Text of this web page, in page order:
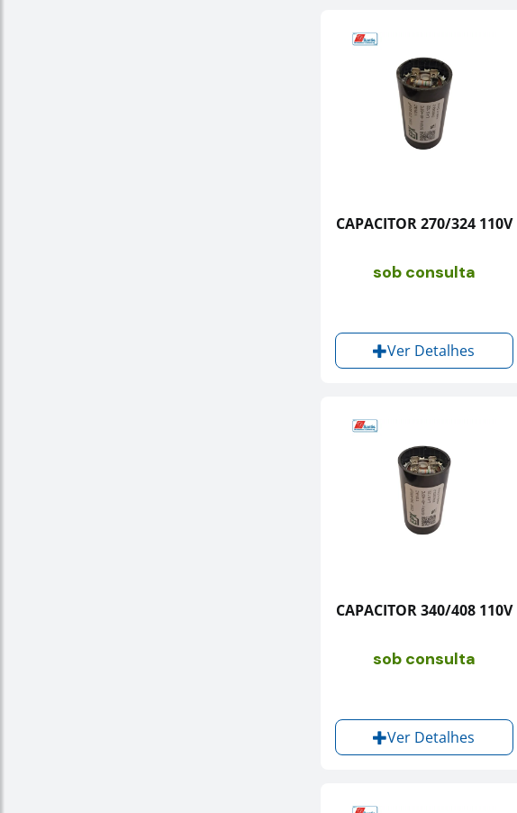
CAPACITOR 270/324 110V
sob consulta
Ver Detalhes
CAPACITOR 340/408 110V
sob consulta
Ver Detalhes